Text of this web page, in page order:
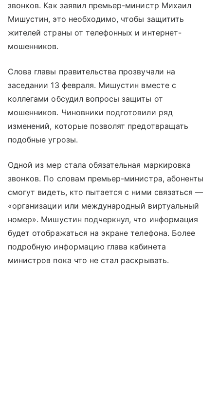
звонков. Как заявил премьер-министр Михаил
Мишустин, это необходимо, чтобы защитить
жителей страны от телефонных и интернет-
мошенников.
Слова главы правительства прозвучали на
заседании 13 февраля. Мишустин вместе с
коллегами обсудил вопросы защиты от
мошенников. Чиновники подготовили ряд
изменений, которые позволят предотвращать
подобные угрозы.
Одной из мер стала обязательная маркировка
звонков. По словам премьер-министра, абоненты
смогут видеть, кто пытается с ними связаться —
«организации или международный виртуальный
номер». Мишустин подчеркнул, что информация
будет отображаться на экране телефона. Более
подробную информацию глава кабинета
министров пока что не стал раскрывать.